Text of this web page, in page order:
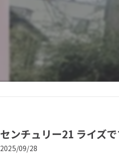
センチュリー21 ライズで
2025/09/28